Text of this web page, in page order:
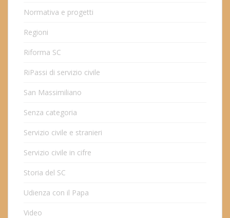
Normativa e progetti
Regioni
Riforma SC
RiPassi di servizio civile
San Massimiliano
Senza categoria
Servizio civile e stranieri
Servizio civile in cifre
Storia del SC
Udienza con il Papa
Video